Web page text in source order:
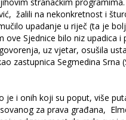
žalili na nekonkretnost i
upadanje u riječ (ta je
ove Sjednice bilo niz upadica
uz vjetar, osušila
zastupnica Segmedina
je i onih koji su poput, više
za prava građana,